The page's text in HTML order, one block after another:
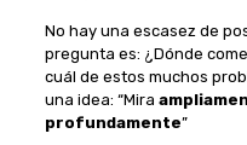
No hay una escasez de
pregunta es: ¿Dónde
cuál de estos muchos
una idea: “Mira
profundamente”